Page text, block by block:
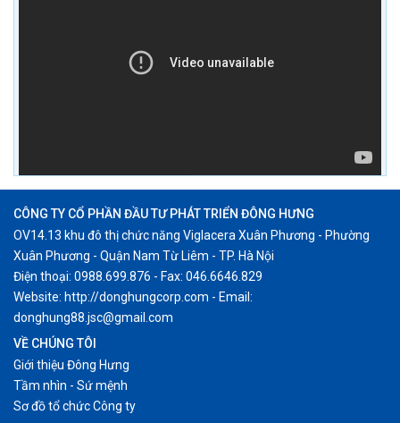
CÔNG TY CỔ PHẦN ĐẦU TƯ PHÁT TRIỂN ĐÔNG HƯNG
OV14.13 khu đô thị chức năng Viglacera Xuân Phương - Phường
Xuân Phương - Quận Nam Từ Liêm - TP. Hà Nội
Điện thoại: 0988.699.876 - Fax: 046.6646.829
Website: http://donghungcorp.com - Email:
donghung88.jsc@gmail.com
VỀ CHÚNG TÔI
Giới thiệu Đông Hưng
Tầm nhìn - Sứ mệnh
Sơ đồ tổ chức Công ty